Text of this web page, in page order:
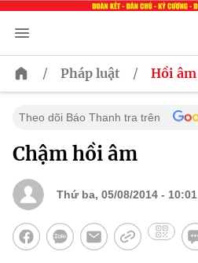
/ Pháp luật / Hồi âm
Theo dõi Báo Thanh tra trên
Chậm hồi âm
Thứ ba, 05/08/2014 - 10:01